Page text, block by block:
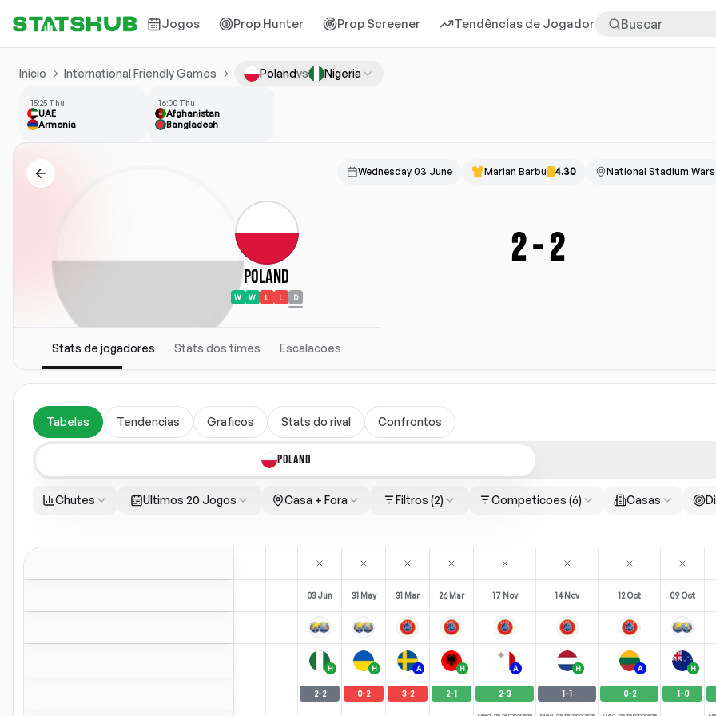
Jogos Prop Hunter Prop Screener Tendências de Jogadores Mais
Inicio International Friendly Games Polandvs Nigeria
15:25 Thu
UAE
Armenia
16:00 Thu
Afghanistan
Bangladesh
Wednesday 03 June Marian Barbu 4.30 National Stadium
Poland
W W L L D
2-2
Stats de jogadores Stats dos times Escalacoes
Tabelas Tendencias Graficos Stats do rival Confrontos
POLAND
Chutes Ultimos 20 Jogos Casa + Fora Filtros (2) Competicoes (6) Casas
03 Jun 31 May 31 Mar 26 Mar 17 Nov 14 Nov 12 Oct 09 Oct
H H A H A H A H
2-2 0-2 3-2 2-1 2-3 1-1 0-2 1-0